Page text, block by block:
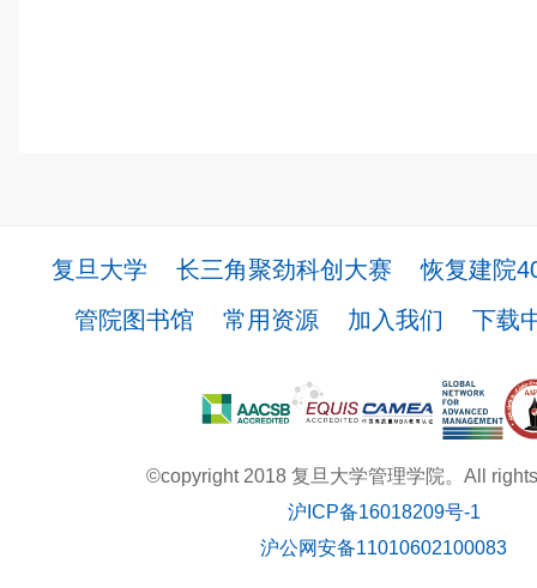
复旦大学 长三角聚劲科创大赛
恢复建院
管院图书馆
常用资源 加入我们 下载
©copyright 2018 复旦大学管理学院。All
沪ICP备16018209号-1
沪公网安备11010602100083